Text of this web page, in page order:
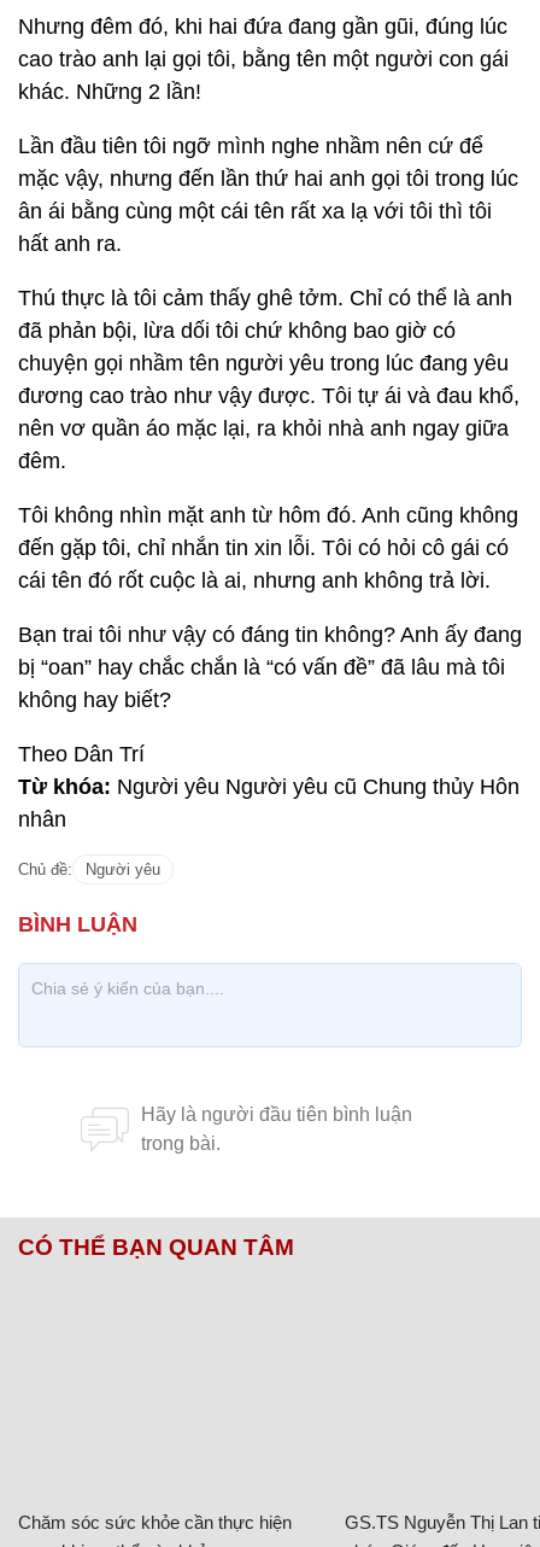
Nhưng đêm đó, khi hai đứa đang gần gũi, đúng lúc
cao trào anh lại gọi tôi, bằng tên một người con gái
khác. Những 2 lần!
Lần đầu tiên tôi ngỡ mình nghe nhầm nên cứ để
mặc vậy, nhưng đến lần thứ hai anh gọi tôi trong lúc
ân ái bằng cùng một cái tên rất xa lạ với tôi thì tôi
hất anh ra.
Thú thực là tôi cảm thấy ghê tởm. Chỉ có thể là anh
đã phản bội, lừa dối tôi chứ không bao giờ có
chuyện gọi nhầm tên người yêu trong lúc đang yêu
đương cao trào như vậy được. Tôi tự ái và đau khổ,
nên vơ quần áo mặc lại, ra khỏi nhà anh ngay giữa
đêm.
Tôi không nhìn mặt anh từ hôm đó. Anh cũng không
đến gặp tôi, chỉ nhắn tin xin lỗi. Tôi có hỏi cô gái có
cái tên đó rốt cuộc là ai, nhưng anh không trả lời.
Bạn trai tôi như vậy có đáng tin không? Anh ấy đang
bị “oan” hay chắc chắn là “có vấn đề” đã lâu mà tôi
không hay biết?
Theo Dân Trí
Từ khóa: Người yêu Người yêu cũ Chung thủy Hôn
nhân
Chủ đề: Người yêu
CÓ THỂ BẠN QUAN TÂM
Chăm sóc sức khỏe cần thực hiện
GS.TS Nguyễn Thị Lan